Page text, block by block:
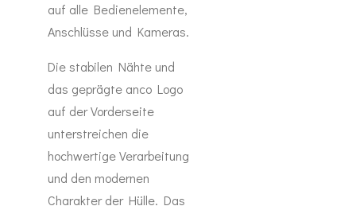
auf alle Bedienelemente,
Anschlüsse und Kameras.
Die stabilen Nähte und
das geprägte anco Logo
auf der Vorderseite
unterstreichen die
hochwertige Verarbeitung
und den modernen
Charakter der Hülle. Das